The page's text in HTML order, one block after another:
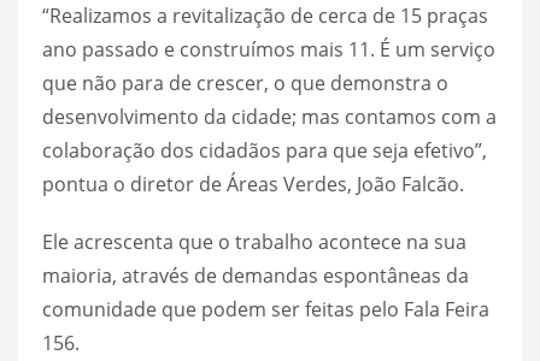
“Realizamos a revitalização de cerca de 15 praças
ano passado e construímos mais 11. É um serviço
que não para de crescer, o que demonstra o
desenvolvimento da cidade; mas contamos com a
colaboração dos cidadãos para que seja efetivo”,
pontua o diretor de Áreas Verdes, João Falcão.
Ele acrescenta que o trabalho acontece na sua
maioria, através de demandas espontâneas da
comunidade que podem ser feitas pelo Fala Feira
156.